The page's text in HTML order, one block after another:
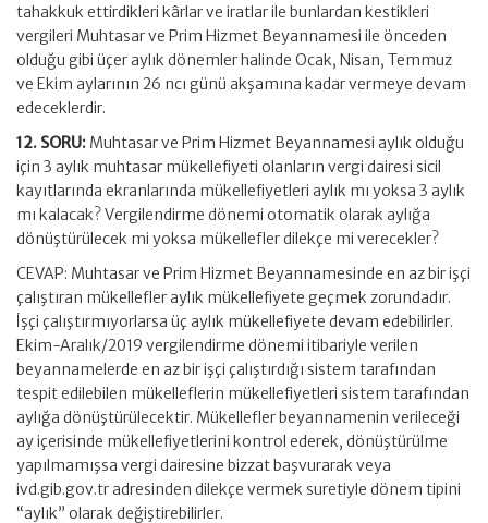
tahakkuk ettirdikleri kârlar ve iratlar ile bunlardan kestikleri
vergileri Muhtasar ve Prim Hizmet Beyannamesi ile önceden
olduğu gibi üçer aylık dönemler halinde Ocak, Nisan, Temmuz
ve Ekim aylarının 26 ncı günü akşamına kadar vermeye devam
edeceklerdir.
12. SORU: Muhtasar ve Prim Hizmet Beyannamesi aylık olduğu
için 3 aylık muhtasar mükellefiyeti olanların vergi dairesi sicil
kayıtlarında ekranlarında mükellefiyetleri aylık mı yoksa 3 aylık
mı kalacak? Vergilendirme dönemi otomatik olarak aylığa
dönüştürülecek mi yoksa mükellefler dilekçe mi verecekler?
CEVAP: Muhtasar ve Prim Hizmet Beyannamesinde en az bir işçi
çalıştıran mükellefler aylık mükellefiyete geçmek zorundadır.
İşçi çalıştırmıyorlarsa üç aylık mükellefiyete devam edebilirler.
Ekim-Aralık/2019 vergilendirme dönemi itibariyle verilen
beyannamelerde en az bir işçi çalıştırdığı sistem tarafından
tespit edilebilen mükelleflerin mükellefiyetleri sistem tarafından
aylığa dönüştürülecektir. Mükellefler beyannamenin verileceği
ay içerisinde mükellefiyetlerini kontrol ederek, dönüştürülme
yapılmamışsa vergi dairesine bizzat başvurarak veya
ivd.gib.gov.tr adresinden dilekçe vermek suretiyle dönem tipini
“aylık” olarak değiştirebilirler.